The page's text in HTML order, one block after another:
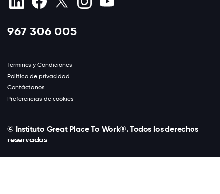
967 306 005
Términos y Condiciones
Política de privacidad
Contáctanos
Preferencias de cookies
© Instituto Great Place To Work®. Todos los derechos
reservados